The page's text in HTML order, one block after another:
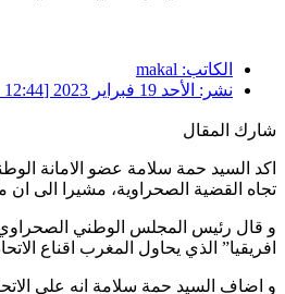
الكاتب: makal
نشر: الأحد 19 فبراير 2023 [12:44 مساءً] بتوقيت الجزائر
شارك المقال
اكد السيد حمة سلامة عضو الامانة
تجاه القضية الصحراوية، مشيرا الى
افريقيا” الذي يحاول المغرب اقناع
و اضاف السيد حمة سلامة انه على